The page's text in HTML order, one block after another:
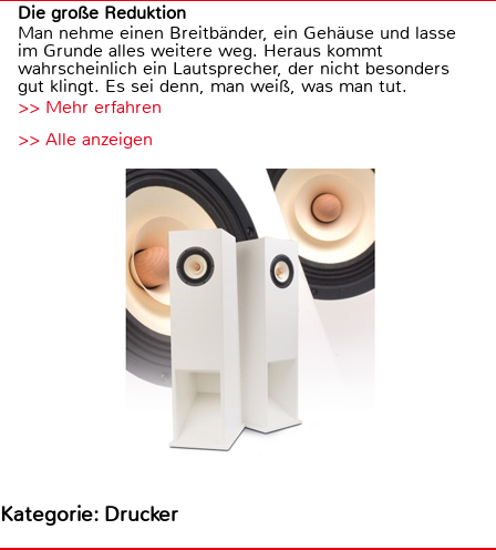
Die große Reduktion
Man nehme einen Breitbänder, ein Gehäuse und lasse
im Grunde alles weitere weg. Heraus kommt
wahrscheinlich ein Lautsprecher, der nicht besonders
gut klingt. Es sei denn, man weiß, was man tut.
>> Mehr erfahren
>> Alle anzeigen
Kategorie: Drucker